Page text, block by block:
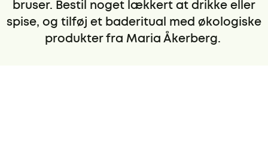
bruser. Bestil noget lækkert at drikke eller
spise, og tilføj et baderitual med økologiske
produkter fra Maria Åkerberg.